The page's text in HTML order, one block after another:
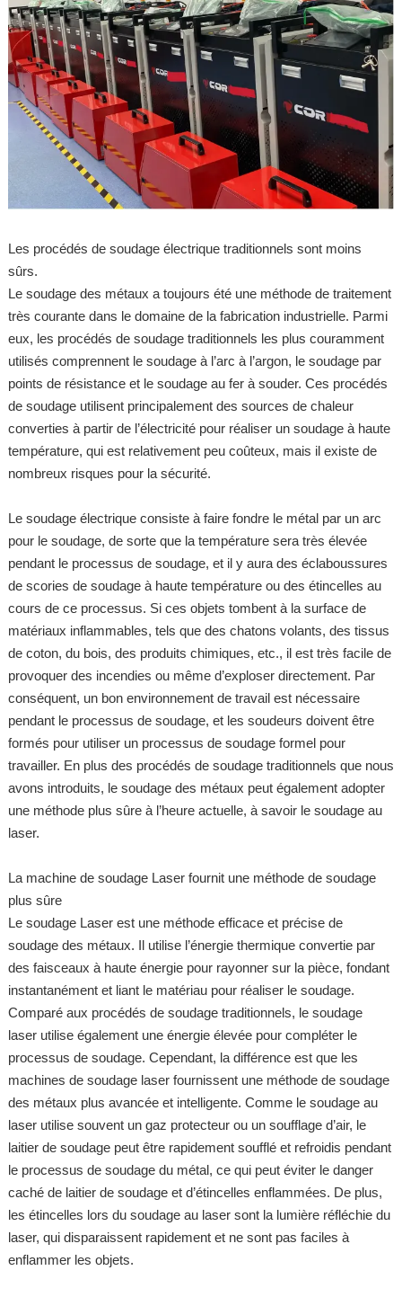
Les procédés de soudage électrique traditionnels sont moins
sûrs.
Le soudage des métaux a toujours été une méthode de traitement
très courante dans le domaine de la fabrication industrielle. Parmi
eux, les procédés de soudage traditionnels les plus couramment
utilisés comprennent le soudage à l’arc à l’argon, le soudage par
points de résistance et le soudage au fer à souder. Ces procédés
de soudage utilisent principalement des sources de chaleur
converties à partir de l’électricité pour réaliser un soudage à haute
température, qui est relativement peu coûteux, mais il existe de
nombreux risques pour la sécurité.
Le soudage électrique consiste à faire fondre le métal par un arc
pour le soudage, de sorte que la température sera très élevée
pendant le processus de soudage, et il y aura des éclaboussures
de scories de soudage à haute température ou des étincelles au
cours de ce processus. Si ces objets tombent à la surface de
matériaux inflammables, tels que des chatons volants, des tissus
de coton, du bois, des produits chimiques, etc., il est très facile de
provoquer des incendies ou même d’exploser directement. Par
conséquent, un bon environnement de travail est nécessaire
pendant le processus de soudage, et les soudeurs doivent être
formés pour utiliser un processus de soudage formel pour
travailler. En plus des procédés de soudage traditionnels que nous
avons introduits, le soudage des métaux peut également adopter
une méthode plus sûre à l’heure actuelle, à savoir le soudage au
laser.
La machine de soudage Laser fournit une méthode de soudage
plus sûre
Le soudage Laser est une méthode efficace et précise de
soudage des métaux. Il utilise l’énergie thermique convertie par
des faisceaux à haute énergie pour rayonner sur la pièce, fondant
instantanément et liant le matériau pour réaliser le soudage.
Comparé aux procédés de soudage traditionnels, le soudage
laser utilise également une énergie élevée pour compléter le
processus de soudage. Cependant, la différence est que les
machines de soudage laser fournissent une méthode de soudage
des métaux plus avancée et intelligente. Comme le soudage au
laser utilise souvent un gaz protecteur ou un soufflage d’air, le
laitier de soudage peut être rapidement soufflé et refroidis pendant
le processus de soudage du métal, ce qui peut éviter le danger
caché de laitier de soudage et d’étincelles enflammées. De plus,
les étincelles lors du soudage au laser sont la lumière réfléchie du
laser, qui disparaissent rapidement et ne sont pas faciles à
enflammer les objets.